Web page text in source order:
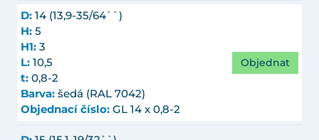
D: 14 (13,9-35/64``)
H: 5
H1: 3
L: 10,5
t: 0,8-2
Barva: šedá (RAL 7042)
Objednací číslo: GL 14 x 0,8-2
Objednat